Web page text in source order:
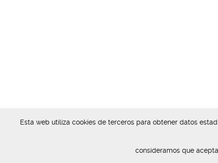
Esta web utiliza cookies de terceros para obtener datos
consideramos que